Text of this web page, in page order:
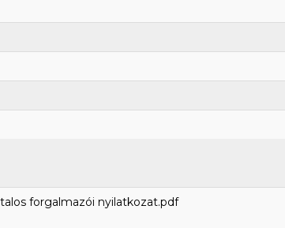
forgalmazói nyilatkozat.pdf